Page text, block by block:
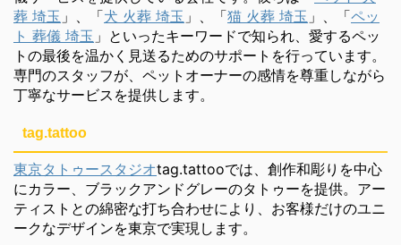
葬 埼玉 」、「犬 火葬 埼玉 」、「猫 火葬 埼玉 」、「ペッ
ト 葬儀 埼玉 」といったキーワードで知られ、愛するペッ
トの最後を温かく見送るためのサポートを行っています。
専門のスタッフが、ペットオーナーの感情を尊重しながら
丁寧なサービスを提供します。
tag.tattoo
東京タトゥースタジオtag.tattooでは、創作和彫りを中心
にカラー、ブラックアンドグレーのタトゥーを提供。アー
ティストとの綿密な打ち合わせにより、お客様だけのユニ
ークなデザインを東京で実現します。